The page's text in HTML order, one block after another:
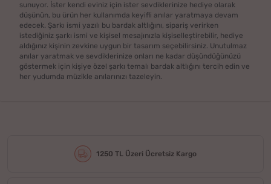
sunuyor. İster kendi eviniz için ister sevdiklerinize hediye olarak
düşünün, bu ürün her kullanımda keyifli anılar yaratmaya devam
edecek. Şarkı ismi yazılı bu bardak altlığını, sipariş verirken
istediğiniz şarkı ismi ve kişisel mesajınızla kişiselleştirebilir, hediye
aldığınız kişinin zevkine uygun bir tasarım seçebilirsiniz. Unutulmaz
anılar yaratmak ve sevdiklerinize onları ne kadar düşündüğünüzü
göstermek için kişiye özel şarkı temalı bardak altlığını tercih edin ve
her yudumda müzikle anılarınızı tazeleyin.
1250 TL Üzeri Ücretsiz Kargo